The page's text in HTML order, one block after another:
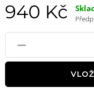
940 Kč
-
Pole
množství